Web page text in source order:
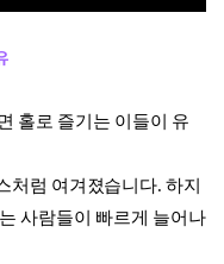
홀로 즐기는 이들이 유
처럼 여겨졌습니다. 하지
사람들이 빠르게 늘어나